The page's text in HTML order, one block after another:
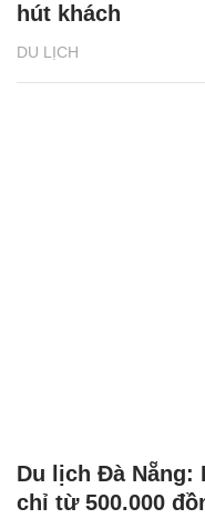
DU LỊCH
hút khách
Du lịch Đà Nẵng:
chỉ từ 500.000